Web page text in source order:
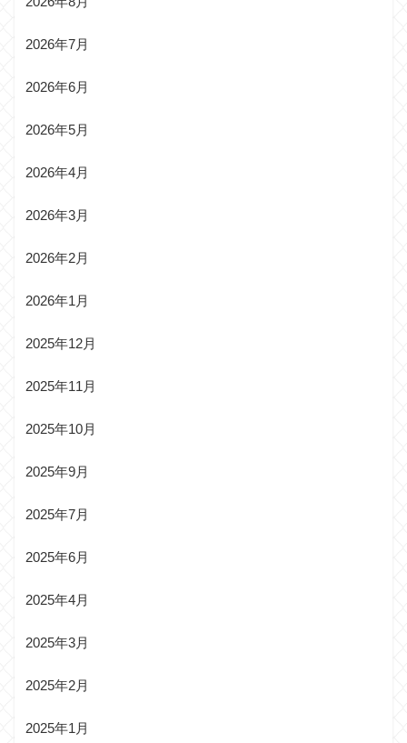
2026年7月
2026年6月
2026年5月
2026年4月
2026年3月
2026年2月
2026年1月
2025年12月
2025年11月
2025年10月
2025年9月
2025年7月
2025年6月
2025年4月
2025年3月
2025年2月
2025年1月